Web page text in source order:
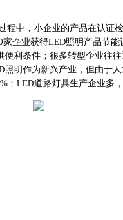
程中，小企业的产品在认证
家企业获得LED照明产品节
便利条件；很多转型企业往
照明作为新兴产业，但由于
；LED道路灯具生产企业多